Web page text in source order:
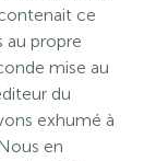
ce
au propre
mise au
du
exhumé à
en